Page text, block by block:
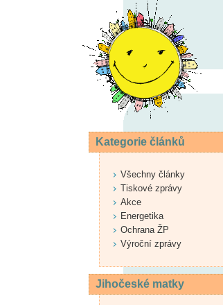
Kategorie článků
Všechny články
Tiskové zprávy
Akce
Energetika
Ochrana ŽP
Výroční zprávy
Jihočeské matky